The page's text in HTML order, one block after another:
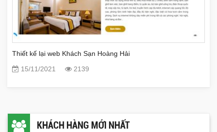
Thiết kế lại web Khách Sạn Hoàng Hải
15/11/2021
2139
KHÁCH HÀNG MỚI NHẤT